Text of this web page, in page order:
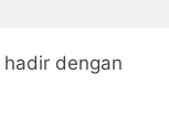
dengan